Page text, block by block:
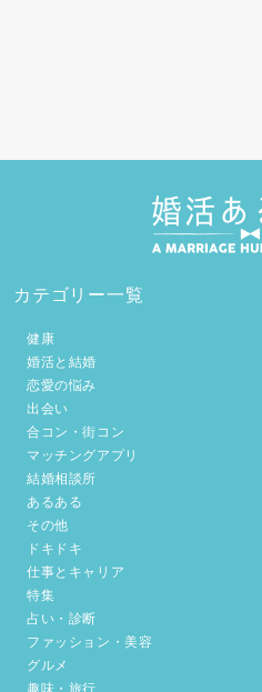
カテゴリー一覧
健康
婚活と結婚
恋愛の悩み
出会い
合コン・街コン
マッチングアプリ
結婚相談所
あるある
その他
ドキドキ
仕事とキャリア
特集
占い・診断
ファッション・美容
グルメ
趣味・旅行